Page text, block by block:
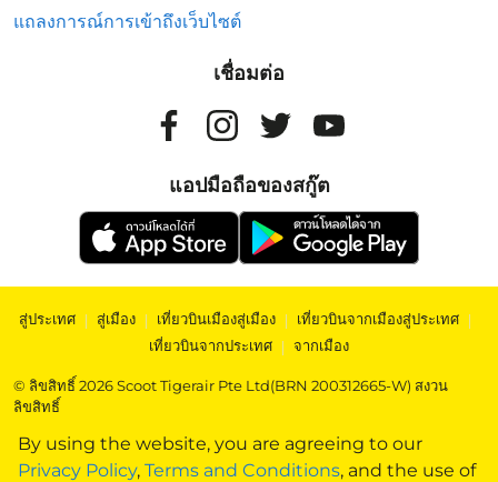
By using the website, you are agreeing to our
Privacy Policy, Terms and Conditions, and the use of
แถลงการณ์การเข้าถึงเว็บไซต์
เชื่อมต่อ
แอปมือถือของสกู๊ต
สู่ประเทศ | สู่เมือง | เที่ยวบินเมืองสู่เมือง | เที่ยวบินจากเมืองสู่ประเทศ |
เที่ยวบินจากประเทศ | จากเมือง
© ลิขสิทธิ์ 2026 Scoot Tigerair Pte Ltd(BRN 200312665-W) สงวน
ลิขสิทธิ์